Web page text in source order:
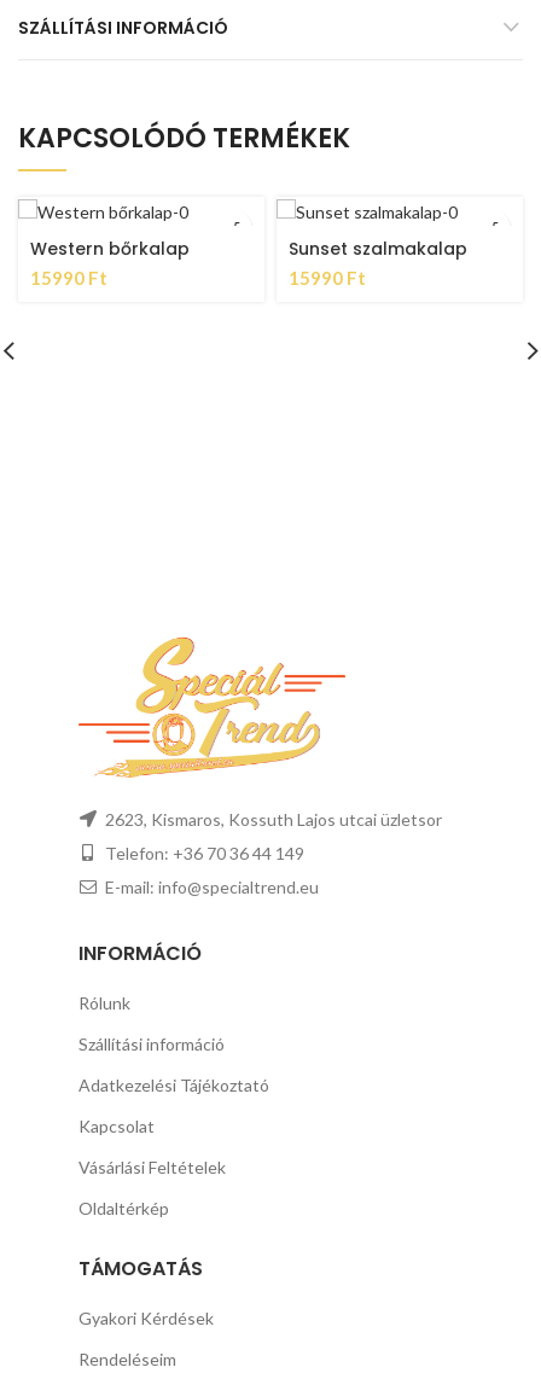
SZÁLLÍTÁSI INFORMÁCIÓ
KAPCSOLÓDÓ TERMÉKEK
Western bőrkalap
15990 Ft
Sunset szalmakalap
15990 Ft
2623, Kismaros, Kossuth Lajos utcai üzletsor
Telefon: +36 70 36 44 149
E-mail: info@specialtrend.eu
INFORMÁCIÓ
Rólunk
Szállítási információ
Adatkezelési Tájékoztató
Kapcsolat
Vásárlási Feltételek
Oldaltérkép
TÁMOGATÁS
Gyakori Kérdések
Rendeléseim